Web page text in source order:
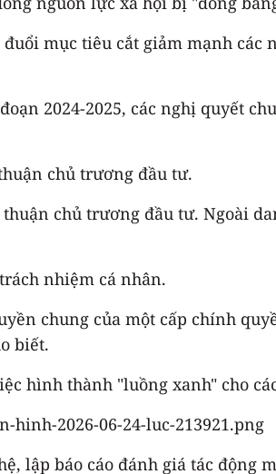
mục tiêu cắt giảm mạnh
2024-2025, các nghị quyết
chủ trương đầu tư.
chủ trương đầu tư. Ngoài
nhiệm cá nhân.
chung của một cấp chính
biết.
hình thành "luồng xanh" cho
lập báo cáo đánh giá tác động